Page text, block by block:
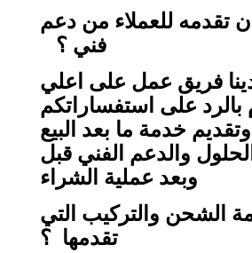
تقدمه للعملاء من دعم
فني ؟
فريق عمل على اعلي
على استفساراتكم
خدمة ما بعد البيع
والدعم الفني قبل
وبعد عملية الشراء
الشحن والتركيب التي
تقدمها ؟